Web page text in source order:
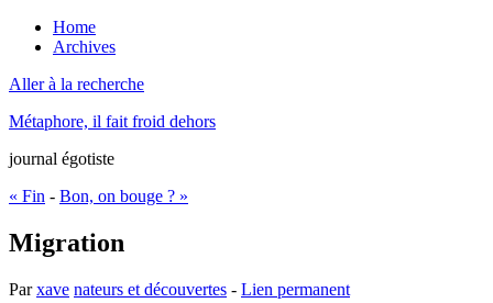
Home
Archives
Aller à la recherche
Métaphore, il fait froid dehors
journal égotiste
« Fin - Bon, on bouge ? »
Migration
Parxave nateurs et découvertes - Lien permanent